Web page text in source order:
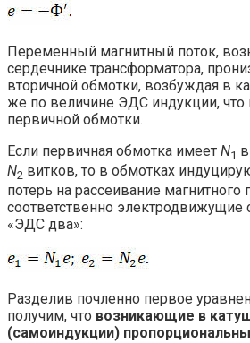
Переменный магнитный поток,
сердечнике трансформатора,
вторичной обмотки, возбуждая в
же по величине ЭДС индукции,
первичной обмотки.
Если первичная обмотка имеет N1
N2 витков, то в обмотках
потерь на рассеивание магнитного
соответственно
«ЭДС два»:
Разделив почленно первое
получим, что возникающие в
(самоиндукции)